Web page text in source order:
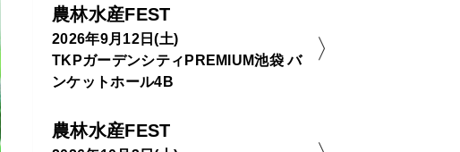
農林水産FEST
2026年9月12日(土)
TKPガーデンシティPREMIUM池袋 バ
ンケットホール4B
農林水産FEST